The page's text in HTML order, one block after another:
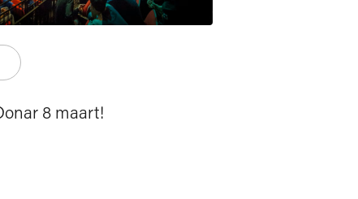
8 maart!